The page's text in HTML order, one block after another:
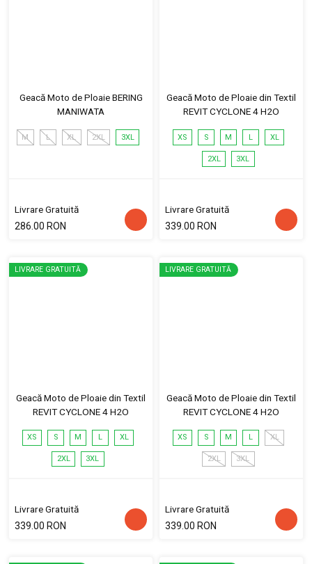
Geacă Moto de Ploaie BERING
MANIWATA
M L XL 2XL 3XL
Livrare Gratuită
286.00 RON
Geacă Moto de Ploaie din Textil
REVIT CYCLONE 4 H2O
XS S M L XL
2XL 3XL
Livrare Gratuită
339.00 RON
LIVRARE GRATUITĂ
Geacă Moto de Ploaie din Textil
REVIT CYCLONE 4 H2O
XS S M L XL
2XL 3XL
Livrare Gratuită
339.00 RON
LIVRARE GRATUITĂ
Geacă Moto de Ploaie din Textil
REVIT CYCLONE 4 H2O
XS S M L XL
2XL 3XL
Livrare Gratuită
339.00 RON